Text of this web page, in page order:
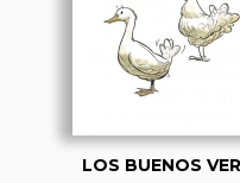
LOS BUENOS